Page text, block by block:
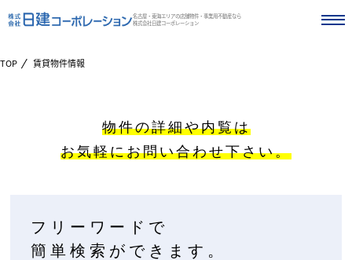
名古屋・東海エリアの店舗物件・事業用不動産なら
株式会社日建コーポレーション
TOP 賃貸物件情報
物件の詳細や内覧は
お気軽にお問い合わせ下さい。
フリーワードで
簡単検索ができます。